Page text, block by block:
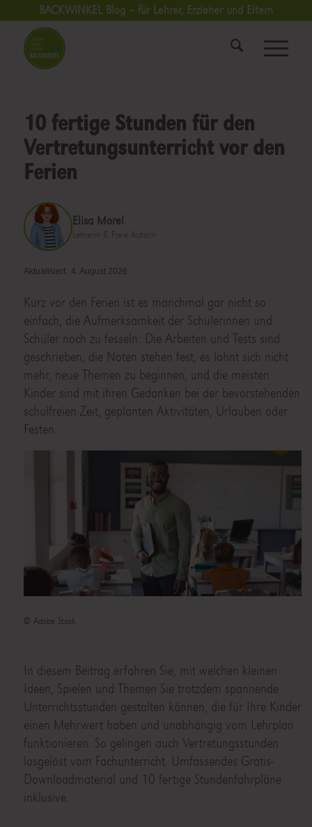
BACKWINKEL Blog – für Lehrer, Erzieher und Eltern
10 fertige Stunden für den
Vertretungsunterricht vor den
Ferien
Elisa Morel
Lehrerin & Freie Autorin
Aktualisiert: 4. August 2026
Kurz vor den Ferien ist es manchmal gar nicht so
einfach, die Aufmerksamkeit der Schülerinnen und
Schüler noch zu fesseln: Die Arbeiten und Tests sind
geschrieben, die Noten stehen fest, es lohnt sich nicht
mehr, neue Themen zu beginnen, und die meisten
Kinder sind mit ihren Gedanken bei der bevorstehenden
schulfreien Zeit, geplanten Aktivitäten, Urlauben oder
Festen.
© Adobe Stock
In diesem Beitrag erfahren Sie, mit welchen kleinen
Ideen, Spielen und Themen Sie trotzdem spannende
Unterrichtsstunden gestalten können, die für Ihre Kinder
einen Mehrwert haben und unabhängig vom Lehrplan
funktionieren. So gelingen auch Vertretungsstunden
losgelöst vom Fachunterricht. Umfassendes Gratis-
Downloadmaterial und 10 fertige Stundenfahrpläne
inklusive.